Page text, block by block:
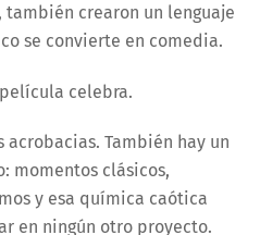
crearon un lenguaje
se convierte en comedia.
celebra.
acrobacias. También hay un
momentos clásicos,
y esa química caótica
en ningún otro proyecto.